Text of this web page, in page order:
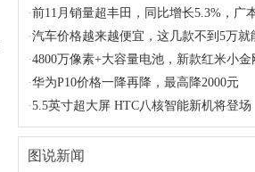
·前11月销量超丰田，同比增长5.3%，广
·汽车价格越来越便宜，这几款不到5万就
·4800万像素+大容量电池，新款红米小金
·华为P10价格一降再降，最高降2000元
·5.5英寸超大屏 HTC八核智能新机将登场
图说新闻